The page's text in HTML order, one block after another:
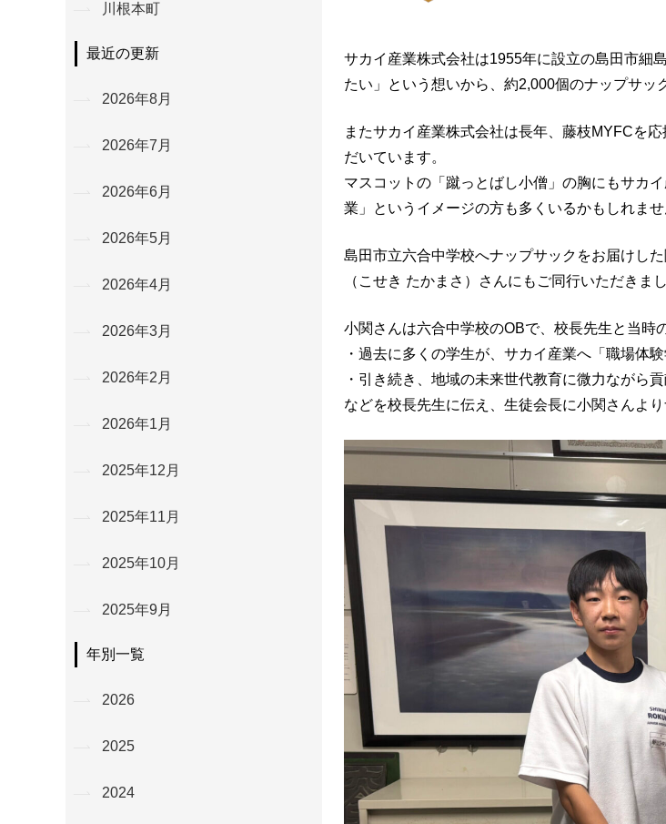
サカイ産業株式会社は1955年に設立の島田市細
たい」という想いから、約2,000個のナップサッ
またサカイ産業株式会社は長年、藤枝MYFCを
だいています。
マスコットの「蹴っとばし小僧」の胸にもサカ
業」というイメージの方も多くいるかもしれませ
島田市立六合中学校へナップサックをお届けし
（こせき たかまさ）さんにもご同行いただきまし
小関さんは六合中学校のOBで、校長先生と当時
・過去に多くの学生が、サカイ産業へ「職場体
・引き続き、地域の未来世代教育に微力ながら
などを校長先生に伝え、生徒会長に小関さんよ
川根本町
最近の更新
2026年8月
2026年7月
2026年6月
2026年5月
2026年4月
2026年3月
2026年2月
2026年1月
2025年12月
2025年11月
2025年10月
2025年9月
年別一覧
2026
2025
2024